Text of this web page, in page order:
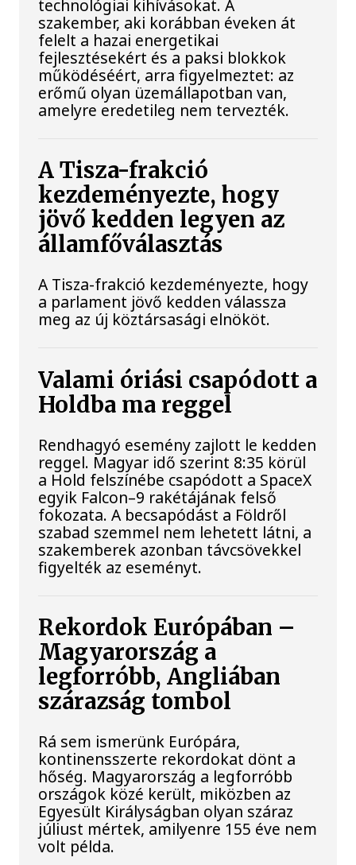
technológiai kihívásokat. A
szakember, aki korábban éveken át
felelt a hazai energetikai
fejlesztésekért és a paksi blokkok
működéséért, arra figyelmeztet: az
erőmű olyan üzemállapotban van,
amelyre eredetileg nem tervezték.
A Tisza-frakció
kezdeményezte, hogy
jövő kedden legyen az
államfőválasztás
A Tisza-frakció kezdeményezte, hogy
a parlament jövő kedden válassza
meg az új köztársasági elnököt.
Valami óriási csapódott a
Holdba ma reggel
Rendhagyó esemény zajlott le kedden
reggel. Magyar idő szerint 8:35 körül
a Hold felszínébe csapódott a SpaceX
egyik Falcon–9 rakétájának felső
fokozata. A becsapódást a Földről
szabad szemmel nem lehetett látni, a
szakemberek azonban távcsövekkel
figyelték az eseményt.
Rekordok Európában –
Magyarország a
legforróbb, Angliában
szárazság tombol
Rá sem ismerünk Európára,
kontinensszerte rekordokat dönt a
hőség. Magyarország a legforróbb
országok közé került, miközben az
Egyesült Királyságban olyan száraz
júliust mértek, amilyenre 155 éve nem
volt példa.